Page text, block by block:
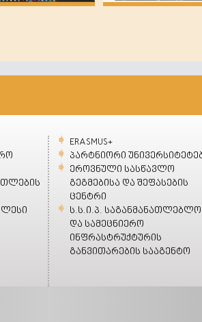
ERASMUS+
პარტნიორი
ეროვნული სასწავლო
გეგმებისა და შეფასების
ცენტრი
ს.ს.ი.პ. საგანმანათლებლო
და სამეცნიერო
ინფრასტრუქტურის
განვითარების სააგენტო